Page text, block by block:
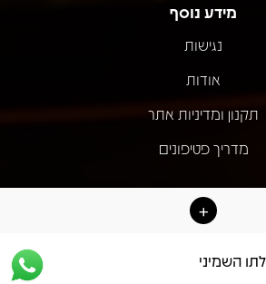
מידע נוסף
נגישות
אודות
תקנון ומדיניות אתר
מדריך פטיפונים
השמיני